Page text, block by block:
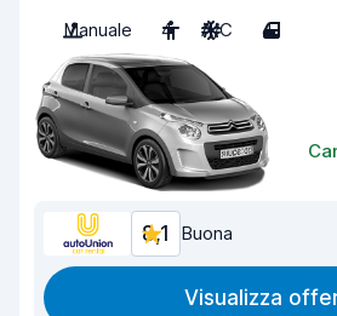
Manuale
4 A/C 4
8,1 Buona
Visualizza